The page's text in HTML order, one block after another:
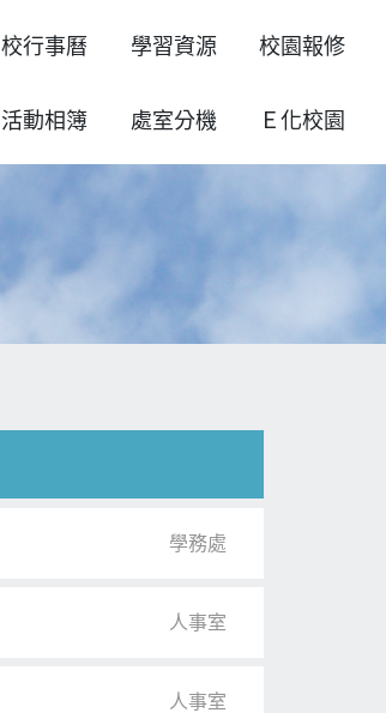
校行事曆 學習資源 校園報修
活動相簿 處室分機 Ｅ化校園
學務處
人事室
人事室